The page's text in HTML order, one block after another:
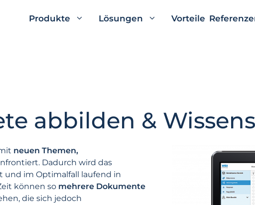
Produkte Lösungen Vorteile
abbilden &
neuen Themen,
Dadurch wird das
und im Optimalfall laufend in
können so mehrere Dokumente
die sich jedoch